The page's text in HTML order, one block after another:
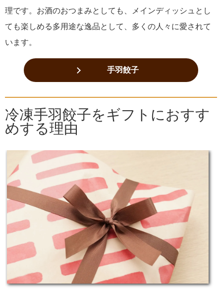
理です。お酒のおつまみとしても、メインディッシュとし
ても楽しめる多用途な逸品として、多くの人々に愛されて
います。
手羽餃子
冷凍手羽餃子をギフトにおすす
めする理由